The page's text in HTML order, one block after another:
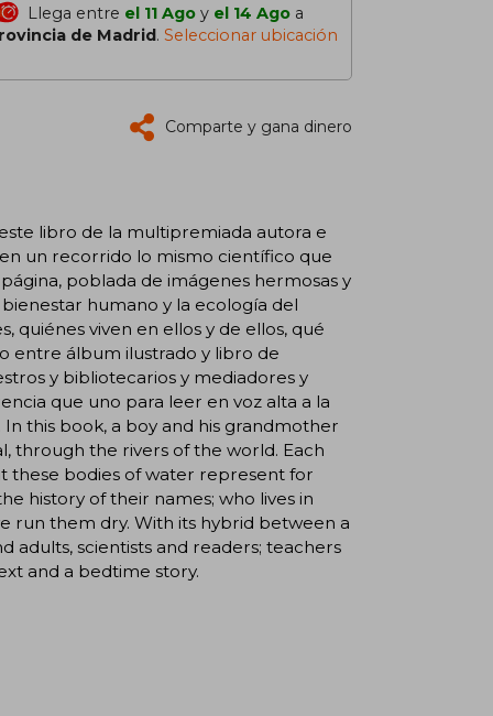
Llega entre el 11 Ago y el 14 Ago a
de Madrid. Seleccionar ubicación
Comparte y gana dinero
libro de la multipremiada autora e
un recorrido lo mismo científico que
poblada de imágenes hermosas y
humano y la ecología del
quiénes viven en ellos y de ellos, qué
entre álbum ilustrado y libro de
y bibliotecarios y mediadores y
que uno para leer en voz alta a la
this book, a boy and his grandmother
through the rivers of the world. Each
these bodies of water represent for
history of their names; who lives in
run them dry. With its hybrid between a
adults, scientists and readers; teachers
and a bedtime story.